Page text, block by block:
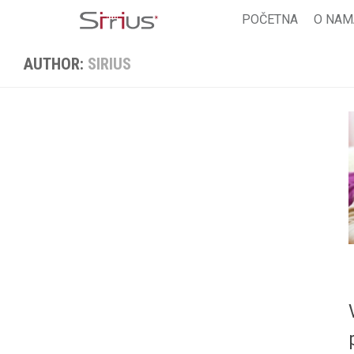
POČETNA O
AUTHOR: SIRIUS